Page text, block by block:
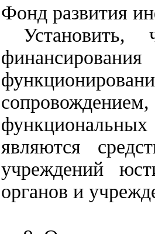
Фонд развития
являются
учреждений
органов и